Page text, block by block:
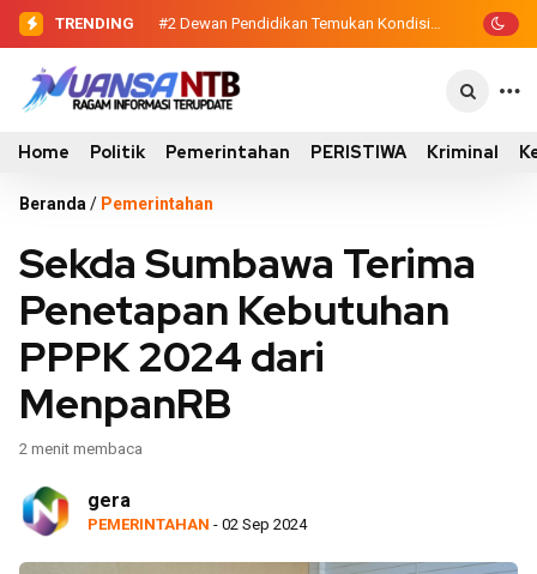
TRENDING #2 Dewan Pendidikan Temukan Kondisi
305 Siswa SDN Kanar Belajar di Tengah
…
Home Politik Pemerintahan PERISTIWA Kriminal
Beranda / Pemerintahan
Sekda Sumbawa Terima
Penetapan Kebutuhan
PPPK 2024 dari
MenpanRB
2 menit membaca
gera
PEMERINTAHAN - 02 Sep 2024